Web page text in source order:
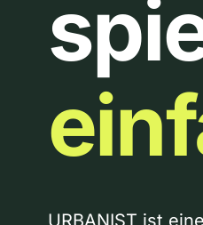
URBANIST ist